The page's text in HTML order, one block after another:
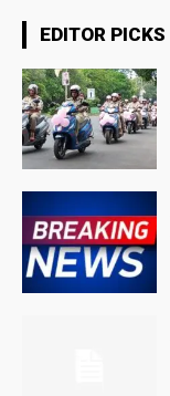
EDITOR PICKS